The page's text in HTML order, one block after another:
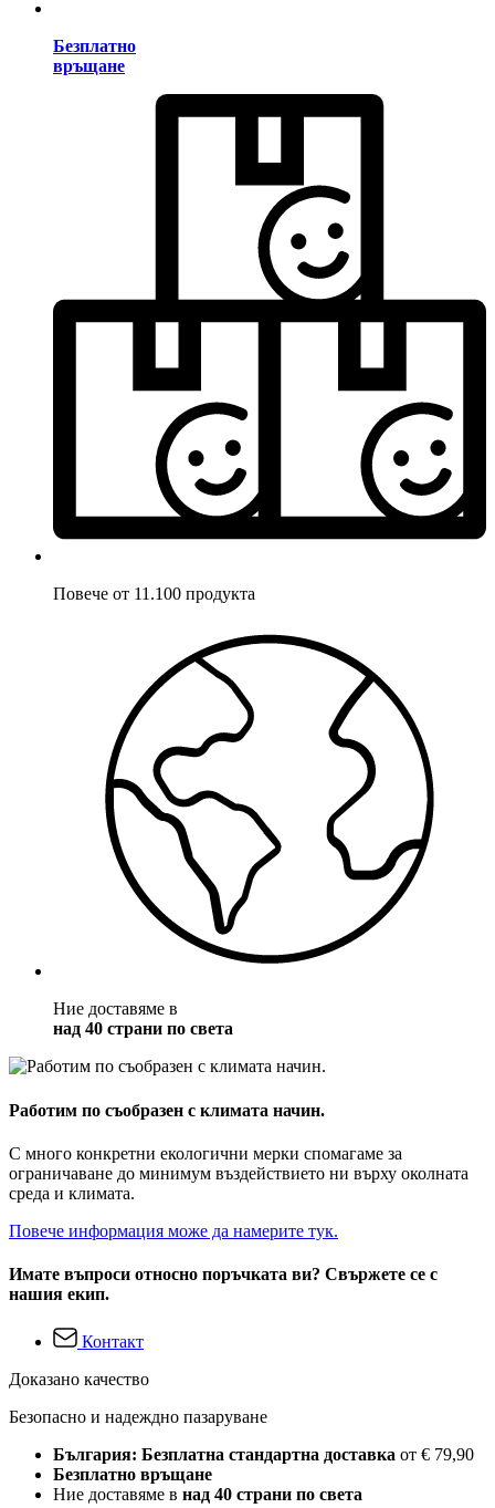
Безплатно
връщане
Повече от 11.100 продукта
Ние доставяме в
над 40 страни по света
Работим по съобразен с климата начин.
С много конкретни екологични мерки спомагаме за
ограничаване до минимум въздействието ни върху околната
среда и климата.
Повече информация може да намерите тук.
Имате въпроси относно поръчката ви? Свържете се с
нашия екип.
Контакт
Доказано качество
Безопасно и надеждно пазаруване
България: Безплатна стандартна доставка от € 79,90
Безплатно връщане
Ние доставяме в над 40 страни по света